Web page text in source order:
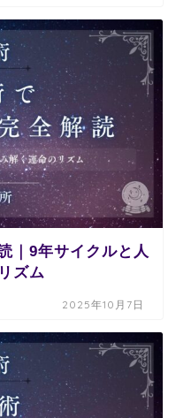
｜9年サイクルと人
ズム
2025年10月7日